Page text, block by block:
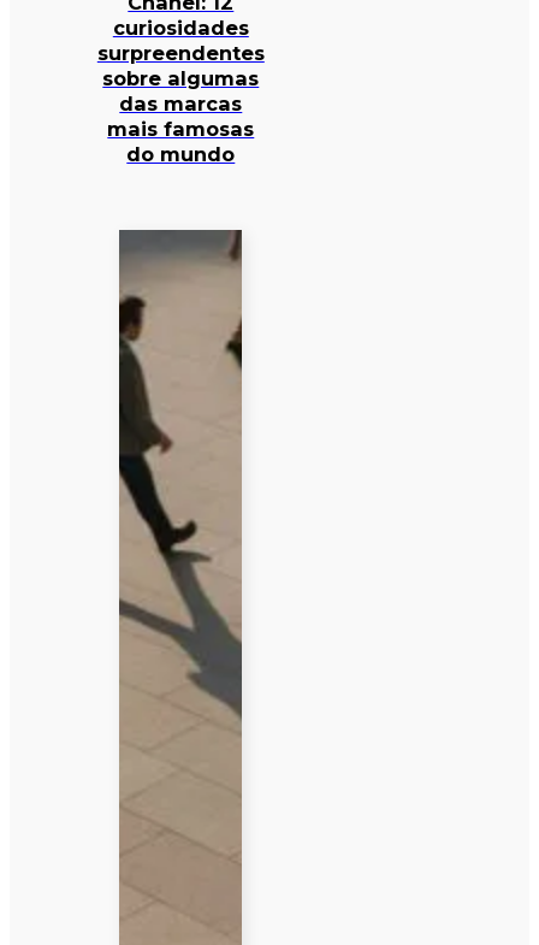
curiosidades
surpreendentes
sobre algumas
das marcas
mais famosas
do mundo